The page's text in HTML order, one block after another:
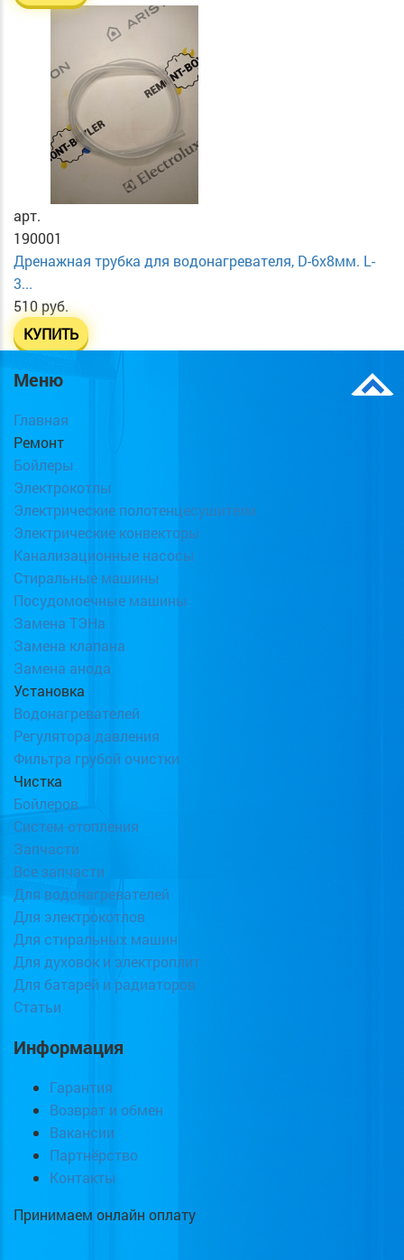
арт.
190001
Дренажная трубка для водонагревателя, D-6х8мм. L-
3...
510 руб.
КУПИТЬ
Меню
Главная
Ремонт
Бойлеры
Электрокотлы
Электрические полотенцесушители
Электрические конвекторы
Канализационные насосы
Стиральные машины
Посудомоечные машины
Замена ТЭНа
Замена клапана
Замена анода
Установка
Водонагревателей
Регулятора давления
Фильтра грубой очистки
Чистка
Бойлеров
Систем отопления
Запчасти
Все запчасти
Для водонагревателей
Для электрокотлов
Для стиральных машин
Для духовок и электроплит
Для батарей и радиаторов
Статьи
Информация
Гарантия
Возврат и обмен
Вакансии
Партнёрство
Контакты
Принимаем онлайн оплату